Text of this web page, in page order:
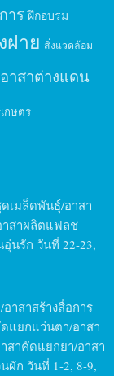
าร ฝึกอบรม
ฝาย สิ่งแวดล้อม
อาสาต่างแดน
กษตร
เมล็ดพันธุ์/อาสา
าสาผลิตแฟลช
นรัก วันที่ 22-23,
าสาสร้างสื่อการ
แยกแว่นตา/อาสา
สาคัดแยกยา/อาสา
ผัก วันที่ 1-2, 8-9,